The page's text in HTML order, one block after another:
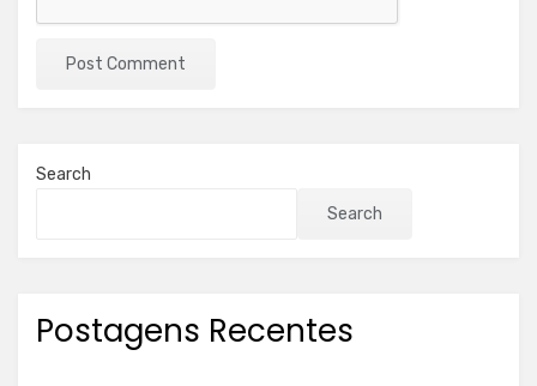
Search
Search
Postagens Recentes